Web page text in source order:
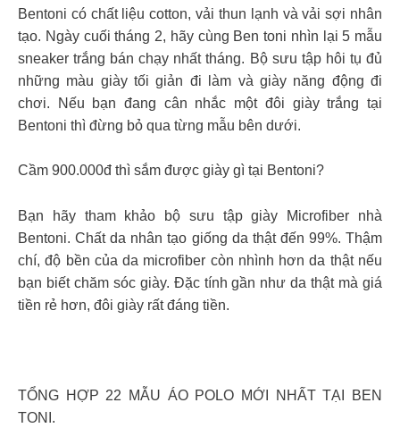
Bentoni có chất liệu cotton, vải thun lạnh và vải sợi nhân
tạo. Ngày cuối tháng 2, hãy cùng Ben toni nhìn lại 5 mẫu
sneaker trắng bán chạy nhất tháng. Bộ sưu tập hôi tụ đủ
những màu giày tối giản đi làm và giày năng động đi
chơi. Nếu bạn đang cân nhắc một đôi giày trắng tại
Bentoni thì đừng bỏ qua từng mẫu bên dưới.
Cầm 900.000đ thì sắm được giày gì tại Bentoni?
Bạn hãy tham khảo bộ sưu tập giày Microfiber nhà
Bentoni. Chất da nhân tạo giống da thật đến 99%. Thậm
chí, độ bền của da microfiber còn nhình hơn da thật nếu
bạn biết chăm sóc giày. Đặc tính gần như da thật mà giá
tiền rẻ hơn, đôi giày rất đáng tiền.
TỔNG HỢP 22 MẪU ÁO POLO MỚI NHẤT TẠI BEN
TONI.